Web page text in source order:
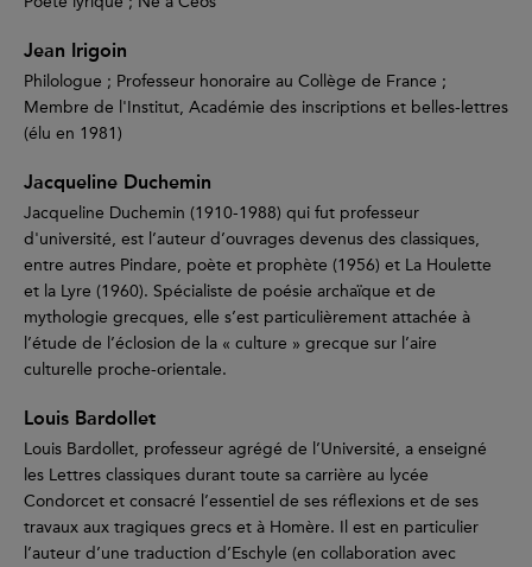
Jean Irigoin
Philologue ; Professeur honoraire au Collège de France ;
Membre de l'Institut, Académie des inscriptions et belles-lettres
(élu en 1981)
Jacqueline Duchemin
Jacqueline Duchemin (1910-1988) qui fut professeur
d'université, est l’auteur d’ouvrages devenus des classiques,
entre autres Pindare, poète et prophète (1956) et La Houlette
et la Lyre (1960). Spécialiste de poésie archaïque et de
mythologie grecques, elle s’est particulièrement attachée à
l’étude de l’éclosion de la « culture » grecque sur l’aire
culturelle proche-orientale.
Louis Bardollet
Louis Bardollet, professeur agrégé de l’Université, a enseigné
les Lettres classiques durant toute sa carrière au lycée
Condorcet et consacré l’essentiel de ses réflexions et de ses
travaux aux tragiques grecs et à Homère. Il est en particulier
l’auteur d’une traduction d’Eschyle (en collaboration avec